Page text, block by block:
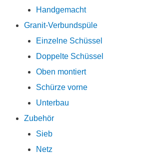
Handgemacht
Granit-Verbundspüle
Einzelne Schüssel
Doppelte Schüssel
Oben montiert
Schürze vorne
Unterbau
Zubehör
Sieb
Netz